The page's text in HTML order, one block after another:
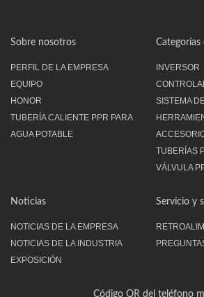
Sobre nosotros
PERFIL DE LA EMPRESA
EQUIPO
HONOR
TUBERÍA CALIENTE PPR PARA
AGUA POTABLE
INVERSOR
SISTEMA
TUBERÍAS
VÁLVULA
Noticias
NOTICIAS DE LA EMPRESA
NOTICIAS DE LA INDUSTRIA
EXPOSICIÓN
Servicio y
Código QR del teléfono